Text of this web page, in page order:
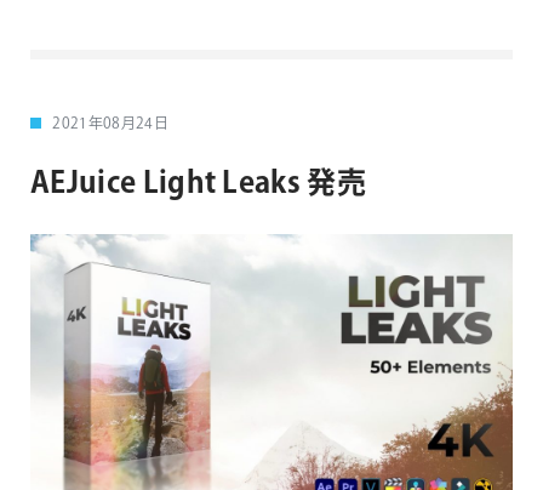
2021年08月24日
AEJuice Light Leaks 発売